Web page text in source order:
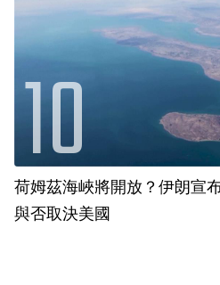
荷姆茲海峽將開放？伊朗宣
與否取決美國